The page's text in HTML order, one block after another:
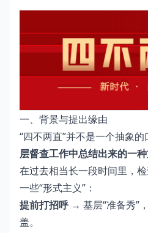
一、背景与提出缘由
“四不两直”并不是一个抽象
层督查工作中总结出来的一
在过去相当长一段时间里，
一些“形式主义”：
提前打招呼→ 基层“准备秀”
盖。